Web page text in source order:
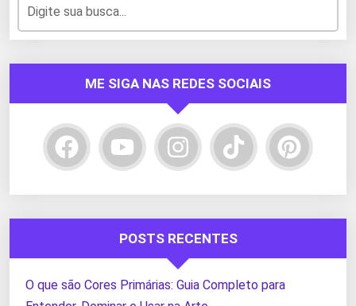
ME SIGA NAS REDES SOCIAIS
POSTS RECENTES
O que são Cores Primárias: Guia Completo para